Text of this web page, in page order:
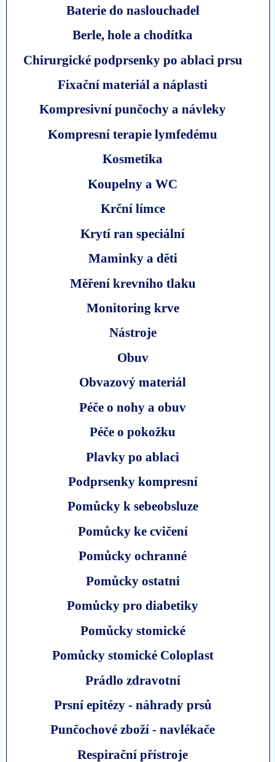
Baterie do naslouchadel
Berle, hole a chodítka
Chirurgické podprsenky po ablaci prsu
Fixační materiál a náplasti
Kompresivní punčochy a návleky
Kompresní terapie lymfedému
Kosmetika
Koupelny a WC
Krční límce
Krytí ran speciální
Maminky a děti
Měření krevního tlaku
Monitoring krve
Nástroje
Obuv
Obvazový materiál
Péče o nohy a obuv
Péče o pokožku
Plavky po ablaci
Podprsenky kompresní
Pomůcky k sebeobsluze
Pomůcky ke cvičení
Pomůcky ochranné
Pomůcky ostatni
Pomůcky pro diabetiky
Pomůcky stomické
Pomůcky stomické Coloplast
Prádlo zdravotní
Prsní epitézy - náhrady prsů
Punčochové zboží - navlékače
Respirační přístroje